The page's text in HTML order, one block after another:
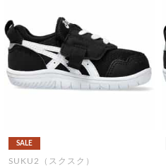
SALE
SUKU2（スクスク）